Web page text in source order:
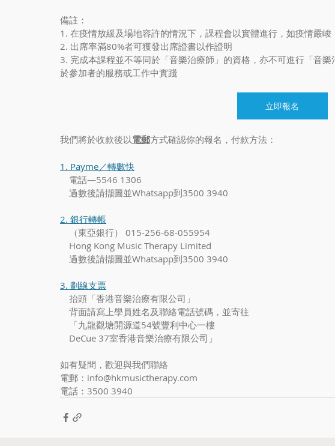
備註：
1. 在疫情放緩及場地容許的情況下，課程會以實體進行，如疫情嚴
2. 出席率滿80%者可獲發出席證書以作證明
3. 完成本課程並不等同於「音樂治療師」的資格，亦不可進行「音
於參加者的服務或工作中實踐
立即報名
我們將於收款後以電郵方式確認你的報名，付款方法：
1. Payme／轉數快
電話—5546 1306
過數後請擷圖並Whatsapp到3500 3940
2. 銀行轉帳
（東亞銀行） 015-256-68-055954
Hong Kong Music Therapy Limited
​　過數後請擷圖並Whatsapp到3500 3940
3. 劃線支票
抬頭「香港音樂治療有限公司」
背面請寫上學員姓名及聯絡電話號碼，並寄往
「九龍觀塘開源道54號豐利中心一樓
DeCue 37室香港音樂治療有限公司」
如有疑問，歡迎與我們聯絡
電郵：info@hkmusictherapy.com
電話：3500 3940